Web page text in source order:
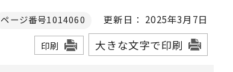
ページ番号1014060 更新日： 2025年3月7日
印刷 大きな文字で印刷